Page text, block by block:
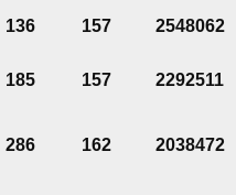
136 157 2548062
185 157 2292511
286 162 2038472